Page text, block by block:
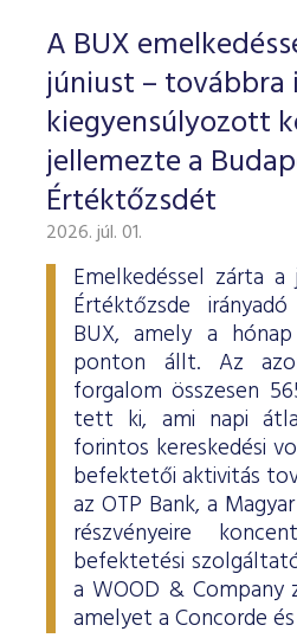
A BUX
júniust – továbbra
kiegyensúlyozott
jellemezte a
Értéktőzsdét
2026. júl. 01.
Emelkedéssel zárta
Értéktőzsde
BUX, amely a
ponton állt. Az
forgalom összesen
tett ki, ami napi
forintos kereskedési
befektetői aktivitás
az OTP Bank, a
részvényeire
befektetési
a WOOD & Company
amelyet a Concorde